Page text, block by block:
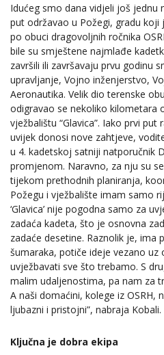
Idućeg smo dana vidjeli još jednu
put održavao u Požegi, gradu
po obuci dragovoljnih ročnika
bile su smještene najmlađe
završili ili završavaju prvu godinu
upravljanje, Vojno inženjerstvo,
Aeronautika. Velik dio terenske
odigravao se nekoliko kilometara
vježbalištu “Glavica”. Iako prvi
uvijek donosi nove zahtjeve,
u 4. kadetskoj satniji natporučnik
promjenom. Naravno, za nju su
tijekom prethodnih planiranja,
Požegu i vježbalište imam samo
‘Glavica’ nije pogodna samo za
zadaća kadeta, što je osnovna
zadaće desetine. Raznolik je, ima
šumaraka, potiče ideje vezano
uvježbavati sve što trebamo. S
malim udaljenostima, pa nam za
A naši domaćini, kolege iz OSRH,
ljubazni i pristojni”, nabraja Kobali.
Ključna je dobra ekipa